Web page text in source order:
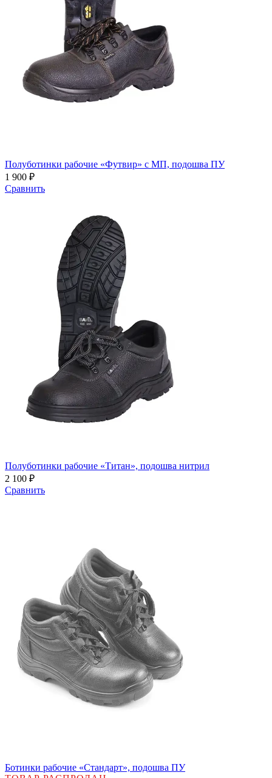
Полуботинки рабочие «Футвир» с МП, подошва ПУ
1 900 ₽
Сравнить
Полуботинки рабочие «Титан», подошва нитрил
2 100 ₽
Сравнить
Ботинки рабочие «Стандарт», подошва ПУ